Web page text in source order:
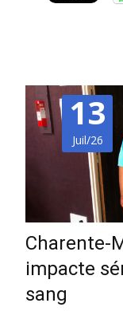
13
Juil/26
Charente-
impacte
sang